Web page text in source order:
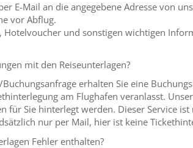
E-Mail an die angegebene Adresse von
vor Abflug.
Hotelvoucher und sonstigen wichtigen
mit den Reiseunterlagen?
erhalten Sie eine
am Flughafen veranlasst.
für Sie hinterlegt werden. Dieser Service
nur per Mail, hier ist keine
Fehler enthalten?